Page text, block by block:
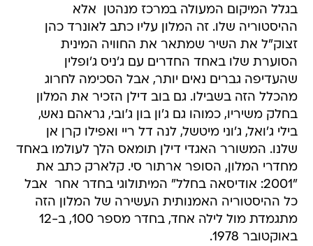
בגלל המיקום המעולה במרכז מנהטן  אלא
ההיסטוריה שלו. זה המלון עליו כתב לאונרד כהן
זצוק"ל את השיר שמתאר את החוויה המינית
הסוערת שלו באחד החדרים עם ג'ניס ג'ופלין 
שהעדיפה גברים נאים יותר, אבל הסכימה לחרוג
מהכלל הזה בשבילו. גם בוב דילן הזכיר את המלון
בחלק משיריו, כמוהו גם ג'ון בון ג'ובי, גראהם נאש,
בילי ג'ואל, ג'וני מיטשל, לנה דל ריי ואפילו קרן אן
שלנו. המשורר האגדי דילן תומאס הלך לעולמו באחד
מחדרי המלון, הסופר ארתור סי. קלארק כתב את
"2001: אודיסאה בחלל" המיתולוגי בחדר אחר  אבל
כל ההיסטוריה האמנותית העשירה של המלון הזה
מתגמדת מול לילה אחד, בחדר מספר 100, ב-12
באוקטובר 1978.